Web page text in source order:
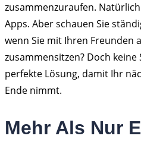
zusammenzuraufen.
Apps. Aber schauen Sie
wenn Sie mit Ihren Freunden
zusammensitzen? Doch
perfekte Lösung, damit Ihr
Ende nimmt.
Mehr Als Nur